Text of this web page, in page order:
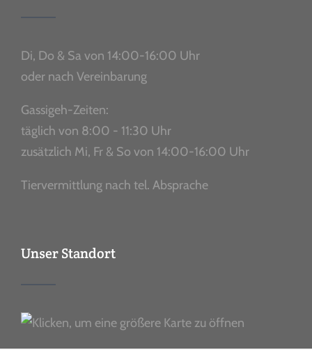
Di, Do & Sa von 14:00-16:00 Uhr
oder nach Vereinbarung
Gassigeh-Zeiten:
täglich von 8:00 - 11:30 Uhr
zusätzlich Mi, Fr & So von 14:00-16:00 Uhr
Tiervermittlung nach tel. Absprache
Unser Standort